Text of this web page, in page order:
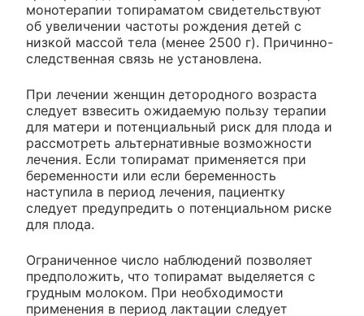
монотерапии топираматом свидетельствуют
об увеличении частоты рождения детей с
низкой массой тела (менее 2500 г). Причинно-
следственная связь не установлена.
При лечении женщин детородного возраста
следует взвесить ожидаемую пользу терапии
для матери и потенциальный риск для плода и
рассмотреть альтернативные возможности
лечения. Если топирамат применяется при
беременности или если беременность
наступила в период лечения, пациентку
следует предупредить о потенциальном риске
для плода.
Ограниченное число наблюдений позволяет
предположить, что топирамат выделяется с
грудным молоком. При необходимости
применения в период лактации следует